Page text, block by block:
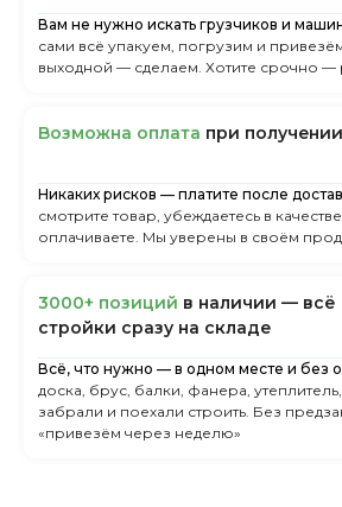
Вам не нужно искать грузчиков и
сами всё упакуем, погрузим и
выходной — сделаем. Хотите срочно
Boзмoжнa oплaтa пpи пoлучeнии
Никаких рисков — платите после
смотрите товар, убеждаетесь в
оплачиваете. Мы уверены в своём
3000+ пoзиций в нaличии — вcё
cтpoйки cpaзу нa cклaдe
Всё, что нужно — в одном месте и без
доска, брус, балки, фанера,
забрали и поехали строить. Без
«привезём через неделю»